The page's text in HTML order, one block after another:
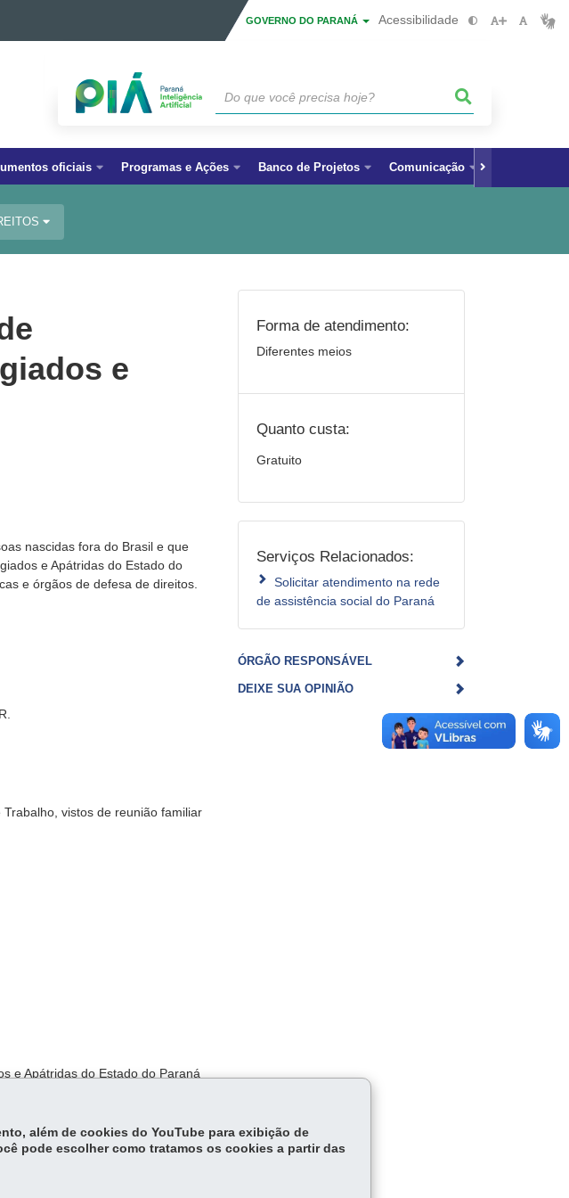
GOVERNO DO PARANÁ Acessibilidade
oficiais Programas e Ações Banco de Projetos Comunicação
e
nascidas fora do Brasil e que
e Apátridas do Estado do
e órgãos de defesa de direitos.
vistos de reunião familiar
e Apátridas do Estado do Paraná
Forma de atendimento:
Diferentes meios
Quanto custa:
Gratuito
Serviços Relacionados:
Solicitar atendimento na rede
de assistência social do Paraná
ÓRGÃO RESPONSÁVEL
DEIXE SUA OPINIÃO
além de cookies do YouTube para exibição de
pode escolher como tratamos os cookies a partir das